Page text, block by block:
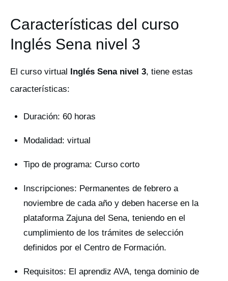
Características del curso
Inglés Sena nivel 3
El curso virtual Inglés Sena nivel 3, tiene estas
características:
Duración: 60 horas
Modalidad: virtual
Tipo de programa: Curso corto
Inscripciones: Permanentes de febrero a
noviembre de cada año y deben hacerse en la
plataforma Zajuna del Sena, teniendo en el
cumplimiento de los trámites de selección
definidos por el Centro de Formación.
Requisitos: El aprendiz AVA, tenga dominio de